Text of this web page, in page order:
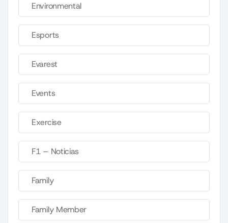
Environmental
Esports
Evarest
Events
Exercise
F1 – Noticias
Family
Family Member